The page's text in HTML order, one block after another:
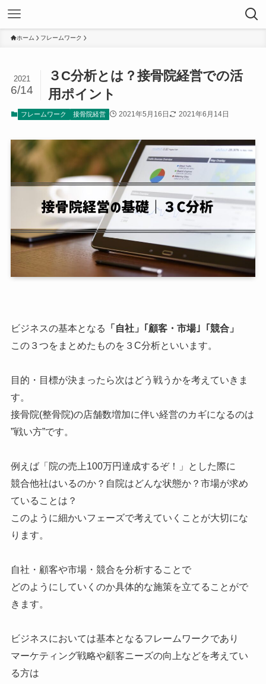
ホーム フレームワーク
３C分析とは？接骨院経営での活
用ポイント
2021
6/14
フレームワーク 接骨院経営 2021年5月16日 2021年6月14日
ビジネスの基本となる
「自社」｢顧客・市場｣「競合」
この３つをまとめたものを３C分析といいます。
目的・目標が決まったら次はどう戦うかを考えていきま
す。
接骨院(整骨院)の店舗数増加に伴い経営のカギになるのは
”戦い方”です。
例えば「院の売上100万円達成するぞ！」とした際に
競合他社はいるのか？自院はどんな状態か？市場が求め
ていることは？
このように細かいフェーズで考えていくことが大切にな
ります。
自社・顧客や市場・競合を分析することで
どのようにしていくのか具体的な施策を立てることがで
きます。
ビジネスにおいては基本となるフレームワークであり
マーケティング戦略や顧客ニーズの向上などを考えてい
る方は